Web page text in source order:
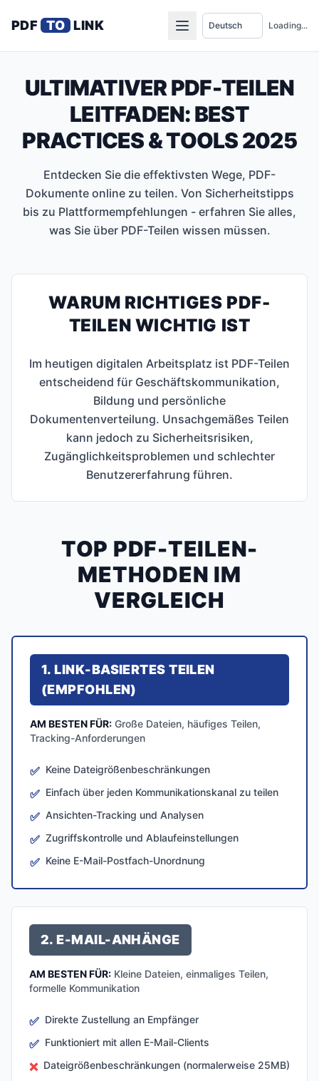
PDF TO LINK Loading...
ULTIMATIVER PDF-TEILEN
LEITFADEN: BEST
PRACTICES & TOOLS 2025
Entdecken Sie die effektivsten Wege, PDF-
Dokumente online zu teilen. Von Sicherheitstipps
bis zu Plattformempfehlungen - erfahren Sie alles,
was Sie über PDF-Teilen wissen müssen.
WARUM RICHTIGES PDF-
TEILEN WICHTIG IST
Im heutigen digitalen Arbeitsplatz ist PDF-Teilen
entscheidend für Geschäftskommunikation,
Bildung und persönliche
Dokumentenverteilung. Unsachgemäßes Teilen
kann jedoch zu Sicherheitsrisiken,
Zugänglichkeitsproblemen und schlechter
Benutzererfahrung führen.
TOP PDF-TEILEN-
METHODEN IM
VERGLEICH
1. LINK-BASIERTES TEILEN
(EMPFOHLEN)
AM BESTEN FÜR: Große Dateien, häufiges Teilen,
Tracking-Anforderungen
✅ Keine Dateigrößenbeschränkungen
✅ Einfach über jeden Kommunikationskanal zu teilen
✅ Ansichten-Tracking und Analysen
✅ Zugriffskontrolle und Ablaufeinstellungen
✅ Keine E-Mail-Postfach-Unordnung
2. E-MAIL-ANHÄNGE
AM BESTEN FÜR: Kleine Dateien, einmaliges Teilen,
formelle Kommunikation
✅ Direkte Zustellung an Empfänger
✅ Funktioniert mit allen E-Mail-Clients
❌ Dateigrößenbeschränkungen (normalerweise 25MB)